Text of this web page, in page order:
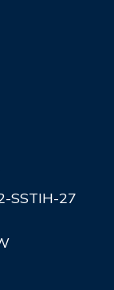
SSTIH-27